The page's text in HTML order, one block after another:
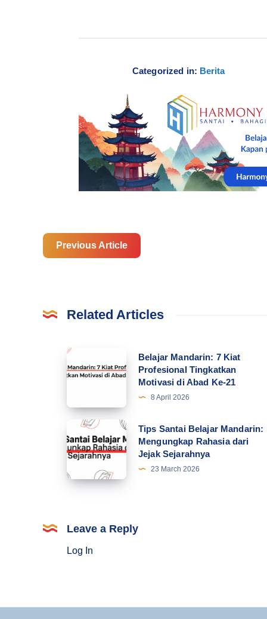
Categorized in: Berita
Previous Article
Related Articles
Belajar
Mandarin:
Kiat
Profesional
Tingkatkan
Motivasi
di
Belajar Mandarin: 7 Kiat
Profesional Tingkatkan
Motivasi di Abad Ke-21
8 April 2026
Tips
Santai
Belajar
Mandarin:
dari
Tips Santai Belajar Mandarin:
Mengungkap Rahasia dari
Jejak Sejarahnya
23 March 2026
Leave a Reply
Log In